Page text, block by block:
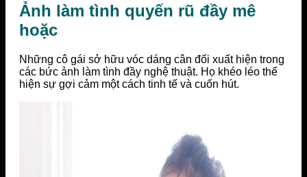
Ảnh làm tình quyến rũ đầy mê
hoặc
Những cô gái sở hữu vóc dáng cân đối xuất hiện trong
các bức ảnh làm tình đầy nghệ thuật. Họ khéo léo thể
hiện sự gợi cảm một cách tinh tế và cuốn hút.